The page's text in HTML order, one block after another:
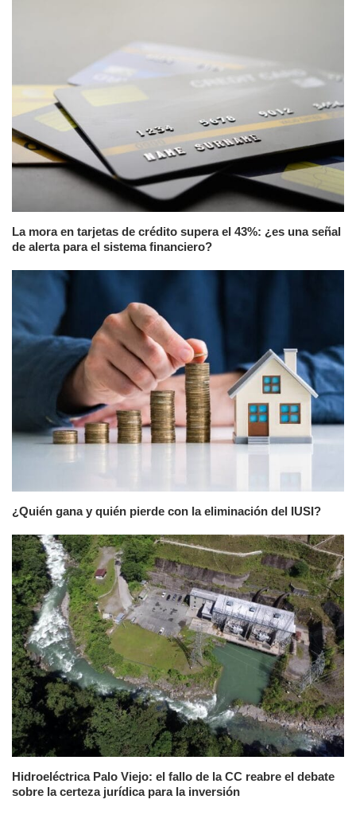
La mora en tarjetas de crédito supera el 43%: ¿es una señal
de alerta para el sistema financiero?
¿Quién gana y quién pierde con la eliminación del IUSI?
Hidroeléctrica Palo Viejo: el fallo de la CC reabre el debate
sobre la certeza jurídica para la inversión